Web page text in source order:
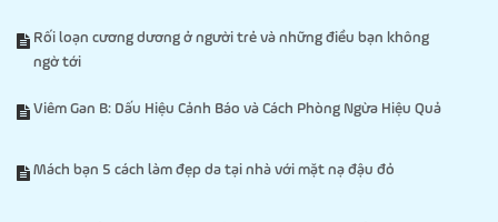
Rối loạn cương dương ở người trẻ và những điều bạn không
ngờ tới
Viêm Gan B: Dấu Hiệu Cảnh Báo và Cách Phòng Ngừa Hiệu Quả
Mách bạn 5 cách làm đẹp da tại nhà với mặt nạ đậu đỏ